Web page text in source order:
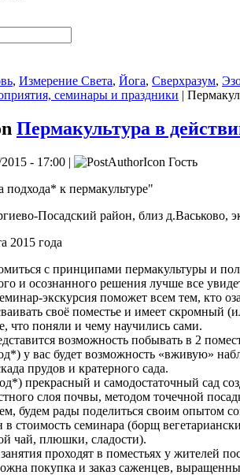
, Измерение Света, Йога, Сверхразум,
семинары и праздники |
Пермакультура в
- 17:00 |
Гость
к пермакультуре"
Посадский район, близ
2015 года
с принципами пермакультуры и
и осознанного решения лучше все
экскурсия поможет всем тем, кто
своё поместье и имеет скромный
что поняли и чему научились сами.
возможность побывать в 2
у вас будет возможность «вживую»
прудов и кратерного сада.
прекрасный и самодостаточный сад
слоя почвы, методом точечной
будем рады поделиться своим опытом
стоимость семинара (борщ
чай, плюшки, сладости).
проходят в поместьях у жителей
покупка и заказ саженцев,